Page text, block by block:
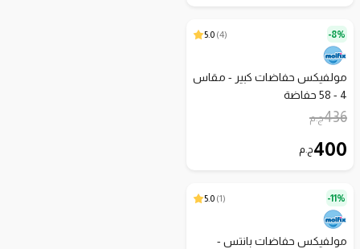
8%-
(
4
)
5.0
مولفيكس حفاضات كبير - مقاس
4 - 58 حفاضة
436ج.م
400ج.م
11%-
(
1
)
5.0
مولفيكس حفاضات بانتس -